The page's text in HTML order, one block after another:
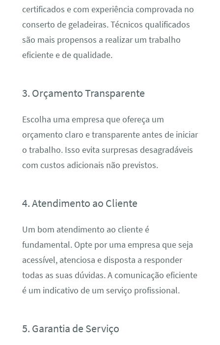
certificados e com experiência comprovada no
conserto de geladeiras. Técnicos qualificados
são mais propensos a realizar um trabalho
eficiente e de qualidade.
3. Orçamento Transparente
Escolha uma empresa que ofereça um
orçamento claro e transparente antes de iniciar
o trabalho. Isso evita surpresas desagradáveis
com custos adicionais não previstos.
4. Atendimento ao Cliente
Um bom atendimento ao cliente é
fundamental. Opte por uma empresa que seja
acessível, atenciosa e disposta a responder
todas as suas dúvidas. A comunicação eficiente
é um indicativo de um serviço profissional.
5. Garantia de Serviço